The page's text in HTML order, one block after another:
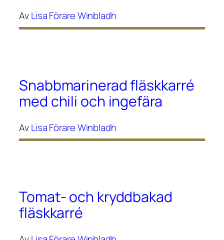
AvLisa Förare Winbladh
Snabbmarinerad fläskkarré
med chili och ingefära
AvLisa Förare Winbladh
Tomat- och kryddbakad
fläskkarré